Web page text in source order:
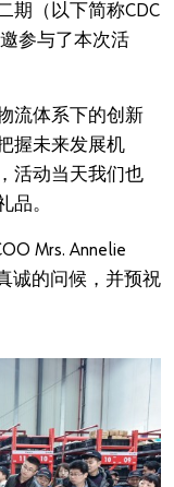
所提供的全部功
期（以下简称CDC
参与了本次活
流体系下的创新
握未来发展机
活动当天我们也
品。
Mrs. Annelie
诚的问候，并预祝